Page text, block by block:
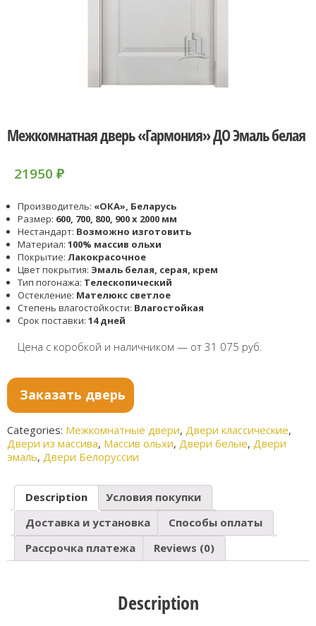
Межкомнатная дверь «Гармония» ДО Эмаль белая
21950 ₽
Производитель: «ОКА», Беларусь
Размер: 600, 700, 800, 900 x 2000 мм
Нестандарт: Возможно изготовить
Материал: 100% массив ольхи
Покрытие: Лакокрасочное
Цвет покрытия: Эмаль белая, серая, крем
Тип погонажа: Телескопический
Остекление: Мателюкс светлое
Степень влагостойкости: Влагостойкая
Срок поставки: 14 дней
Цена с коробкой и наличником — от 31 075 руб.
Заказать дверь
Categories: Межкомнатные двери, Двери классические,
Двери из массива, Массив ольхи, Двери белые, Двери
эмаль, Двери Белоруссии
Description
Условия покупки
Доставка и установка
Способы оплаты
Рассрочка платежа
Reviews (0)
Description